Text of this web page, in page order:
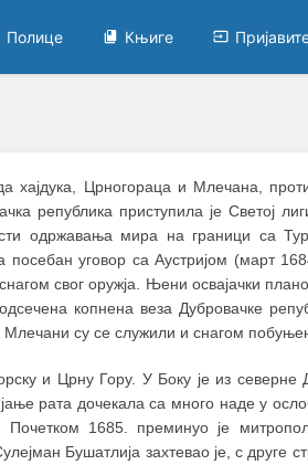
Полице Књиге
Црногораца и Млечана,
република приступила је Светој
одржавања мира на граници са
уговор са Аустријом (март
свог оружја. Њени освајачки
копнена веза Дубровачке
су се служили и снагом
и Црну Гору. У Боку је из северне
рата дочекала са много наде у
1685. преминуо је
Бушатлија захтевао је, с друге